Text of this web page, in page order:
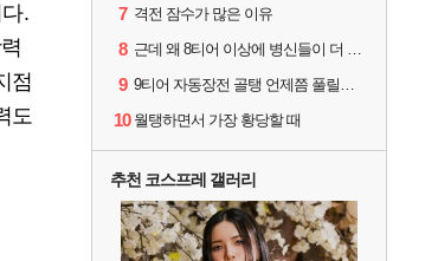
.
점
도
7 격전 잠수가 많은 이유
8 근데 왜 8티어 이상에 병신들이 더 많은거같죠?
9 9티어 자동장전 골탱 언제쯤 풀릴까요?
10 월탱하면서 가장 황당할 때
추천 코스프레 갤러리